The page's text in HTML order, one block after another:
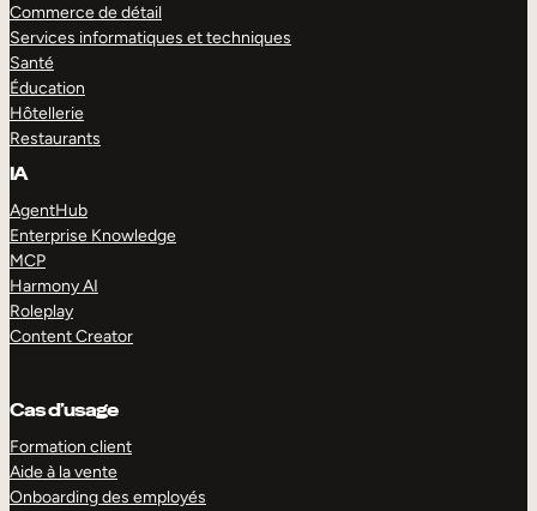
Commerce de détail
Services informatiques et techniques
Santé
Éducation
Hôtellerie
Restaurants
IA
AgentHub
Enterprise Knowledge
MCP
Harmony AI
Roleplay
Content Creator
Cas d’usage
Formation client
Aide à la vente
Onboarding des employés